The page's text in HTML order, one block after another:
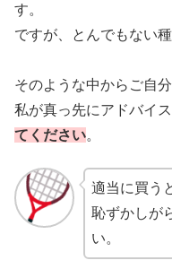
す。
ですが、とんでもない
そのような中からご自
私が真っ先にアドバイス
てください。
適当に買う
恥ずかしが
い。